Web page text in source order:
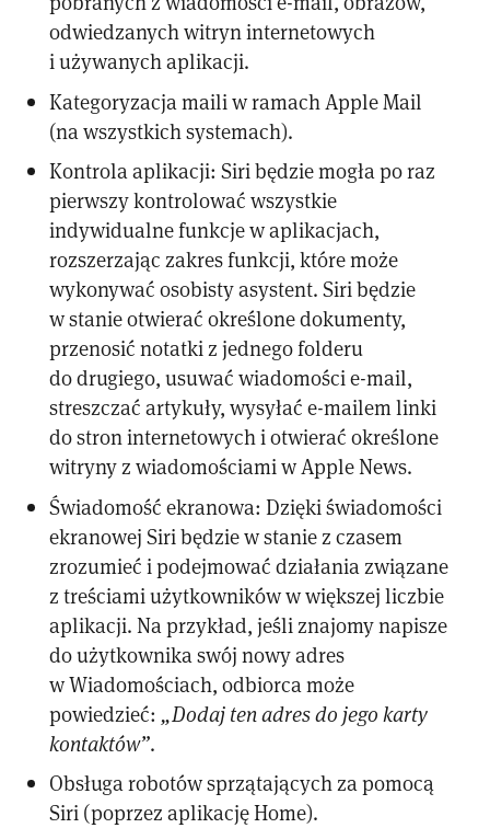
odwiedzanych witryn internetowych
i używanych aplikacji.
Kategoryzacja maili w ramach Apple Mail
(na wszystkich systemach).
Kontrola aplikacji: Siri będzie mogła po raz
pierwszy kontrolować wszystkie
indywidualne funkcje w aplikacjach,
rozszerzając zakres funkcji, które może
wykonywać osobisty asystent. Siri będzie
w stanie otwierać określone dokumenty,
przenosić notatki z jednego folderu
do drugiego, usuwać wiadomości e-mail,
streszczać artykuły, wysyłać e-mailem linki
do stron internetowych i otwierać określone
witryny z wiadomościami w Apple News.
Świadomość ekranowa: Dzięki świadomości
ekranowej Siri będzie w stanie z czasem
zrozumieć i podejmować działania związane
z treściami użytkowników w większej liczbie
aplikacji. Na przykład, jeśli znajomy napisze
do użytkownika swój nowy adres
w Wiadomościach, odbiorca może
powiedzieć: „Dodaj ten adres do jego karty
kontaktów”.
Obsługa robotów sprzątających za pomocą
Siri (poprzez aplikację Home).